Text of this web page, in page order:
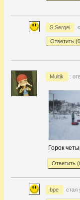
S.Sergei
Ответить (0
Multik :
Горок
Ответить (
bpe стал